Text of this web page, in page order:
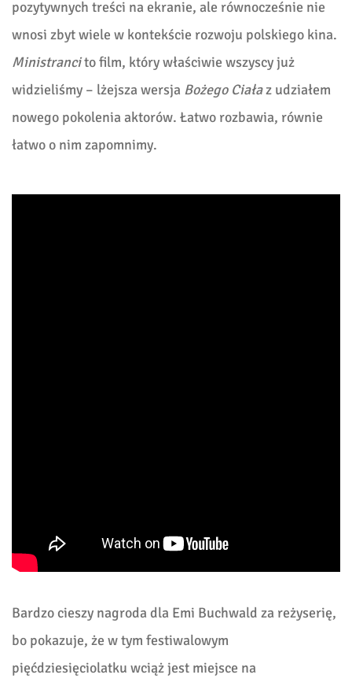
pozytywnych treści na ekranie, ale równocześnie nie
wnosi zbyt wiele w kontekście rozwoju polskiego kina.
Ministrancito film, który właściwie wszyscy już
widzieliśmy – lżejsza wersja Bożego Ciałaz udziałem
nowego pokolenia aktorów. Łatwo rozbawia, równie
łatwo o nim zapomnimy.
Bardzo cieszy nagroda dla Emi Buchwald za reżyserię,
bo pokazuje, że w tym festiwalowym
pięćdziesięciolatku wciąż jest miejsce na